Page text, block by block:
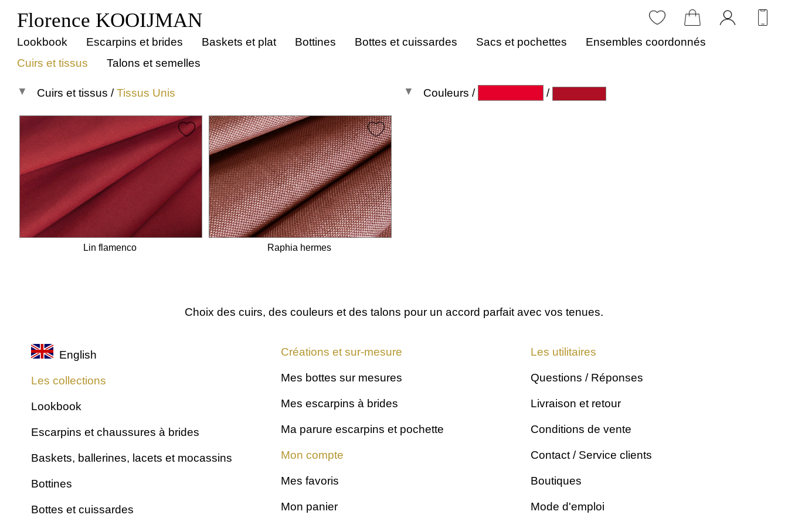
Florence KOOIJMAN
Lookbook Escarpins et brides Baskets et plat Bottines Bottes et cuissardes Sacs et pochettes
Ensembles coordonnés
Cuirs et tissus
Talons et semelles
Cuirs et tissus /Tissus Unis
Toutes les matières
Daims
Cuirs lisses
Crocos
Métallisés
Vernis
Lin
Raphia
Chiné
Satins
Couleurs / /
Lin flamenco Raphia hermes
Choix des cuirs, des couleurs et des talons pour un accord parfait avec vos tenues.
English
Les collections
Lookbook
Escarpins et chaussures à brides
Baskets, ballerines, lacets et mocassins
Bottines
Bottes et cuissardes
Créations et sur-mesure
Mes bottes sur mesures
Mes escarpins à brides
Ma parure escarpins et pochette
Mon compte
Mes favoris
Mon panier
Les utilitaires
Questions / Réponses
Livraison et retour
Conditions de vente
Contact / Service clients
Boutiques
Mode d'emploi